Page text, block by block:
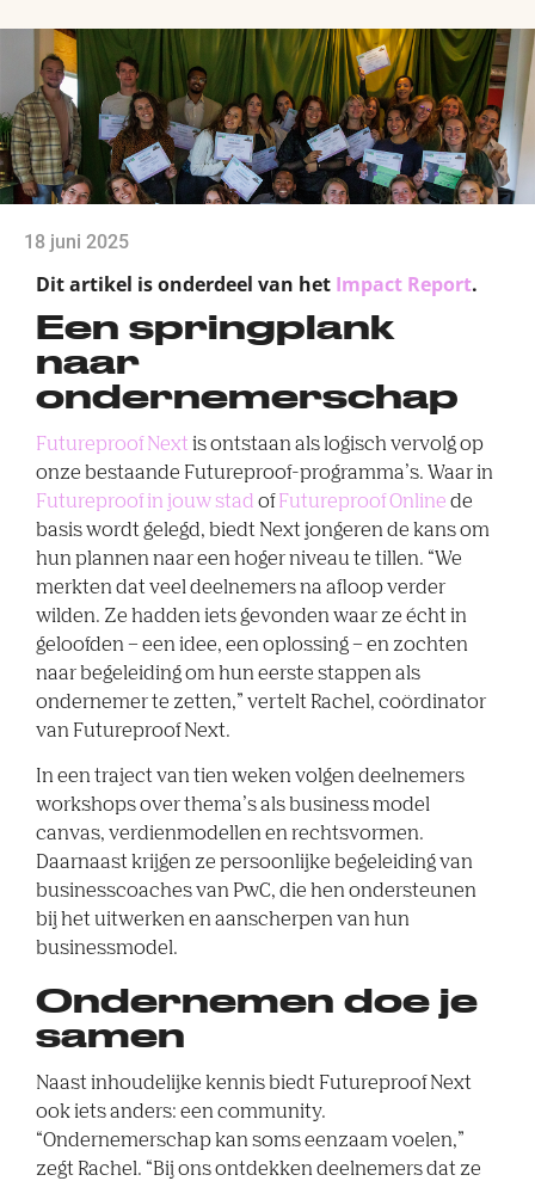
18 juni 2025
Dit artikel is onderdeel van het Impact Report.
Een springplank
naar
ondernemerschap
Futureproof Next is ontstaan als logisch vervolg op
onze bestaande Futureproof-programma’s. Waar in
Futureproof in jouw stad ofFutureproof Online de
basis wordt gelegd, biedt Next jongeren de kans om
hun plannen naar een hoger niveau te tillen. “We
merkten dat veel deelnemers na afloop verder
wilden. Ze hadden iets gevonden waar ze écht in
geloofden – een idee, een oplossing – en zochten
naar begeleiding om hun eerste stappen als
ondernemer te zetten,” vertelt Rachel, coördinator
van Futureproof Next.
In een traject van tien weken volgen deelnemers
workshops over thema’s als business model
canvas, verdienmodellen en rechtsvormen.
Daarnaast krijgen ze persoonlijke begeleiding van
businesscoaches van PwC, die hen ondersteunen
bij het uitwerken en aanscherpen van hun
businessmodel.
Ondernemen doe je
samen
Naast inhoudelijke kennis biedt Futureproof Next
ook iets anders: een community.
“Ondernemerschap kan soms eenzaam voelen,”
zegt Rachel. “Bij ons ontdekken deelnemers dat ze